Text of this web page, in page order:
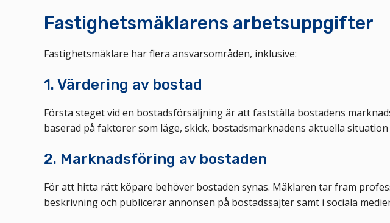
Fastighetsmäklarens arbetsuppgifter
Fastighetsmäklare har flera ansvarsområden, inklusive:
1. Värdering av bostad
Första steget vid en bostadsförsäljning är att fastställa bostadens
baserad på faktorer som läge, skick, bostadsmarknadens aktuella
2. Marknadsföring av bostaden
För att hitta rätt köpare behöver bostaden synas. Mäklaren tar fram
beskrivning och publicerar annonsen på bostadssajter samt i sociala